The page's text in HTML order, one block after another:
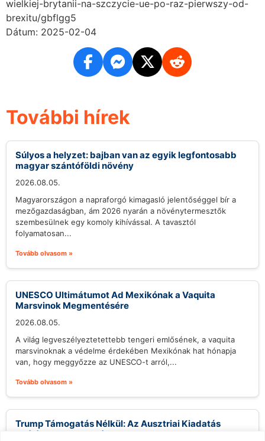
wielkiej-brytanii-na-szczycie-ue-po-raz-pierwszy-od-
brexitu/gbflgg5
Dátum: 2025-02-04
További hírek
Súlyos a helyzet: bajban van az egyik legfontosabb
magyar szántóföldi növény
2026.08.05.
Magyarországon a napraforgó kimagasló jelentőséggel bír a
mezőgazdaságban, ám 2026 nyarán a növénytermesztők
szembesülnek egy komoly kihívással. A tavasztól
folyamatosan...
Tovább olvasom »
UNESCO Ultimátumot Ad Mexikónak a Vaquita
Marsvinok Megmentésére
2026.08.05.
A világ legveszélyeztetettebb tengeri emlősének, a vaquita
marsvinoknak a védelme érdekében Mexikónak hat hónapja
van, hogy meggyőzze az UNESCO-t arról,...
Tovább olvasom »
Trump Támogatás Nélkül: Az Ausztriai Kiadatás
Szélén a Tate Testvérek